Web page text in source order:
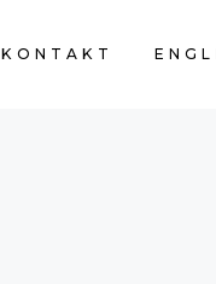
KONTAKT